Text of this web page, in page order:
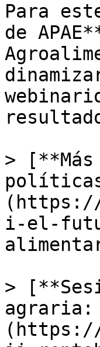
Para
de
>
(https://
i-el-
>
agraria:
(https://